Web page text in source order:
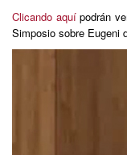
Clicando aquípodrán
Simposio sobre Eugeni